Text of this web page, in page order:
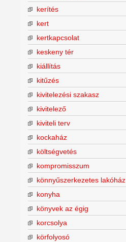
kerítés
kert
kertkapcsolat
keskeny tér
kiállítás
kitűzés
kivitelezési szakasz
kivitelező
kiviteli terv
kockaház
költségvetés
kompromisszum
könnyűszerkezetes lakóház
konyha
könyvek az égig
korcsolya
körfolyosó